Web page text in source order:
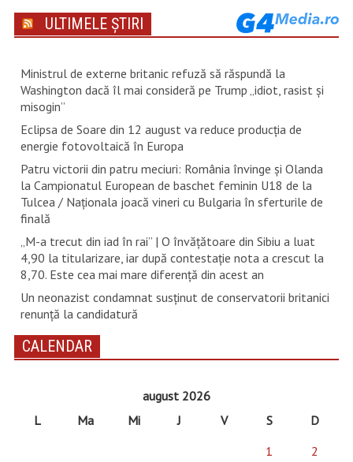
ULTIMELE ȘTIRI
Ministrul de externe britanic refuză să răspundă la
Washington dacă îl mai consideră pe Trump „idiot, rasist şi
misogin”
Eclipsa de Soare din 12 august va reduce producția de
energie fotovoltaică în Europa
Patru victorii din patru meciuri: România învinge și Olanda
la Campionatul European de baschet feminin U18 de la
Tulcea / Naționala joacă vineri cu Bulgaria în sferturile de
finală
„M-a trecut din iad în rai” | O învățătoare din Sibiu a luat
4,90 la titularizare, iar după contestație nota a crescut la
8,70. Este cea mai mare diferență din acest an
Un neonazist condamnat susţinut de conservatorii britanici
renunţă la candidatură
CALENDAR
august 2026
L
Ma Mi J V S
D
1
2